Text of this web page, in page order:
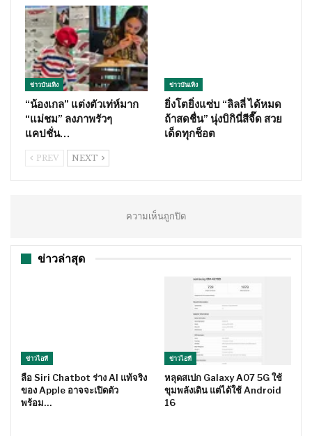
ข่าวบันเทิง
“น้องเกล” แต่งตัวเท่ห์มาก
“แม่ชม” ลงภาพรัวๆ
แคปชั่น…
ข่าวบันเทิง
ยิ่งโตยิ่งแซ่บ “ลิลลี่ ได้หมด
ถ้าสดชื่น” นุ่งบิกินี่สีจี๊ด สวย
เด็ดทุกช็อต
PREV NEXT
ความเห็นถูกปิด
ข่าวล่าสุด
ข่าวไอที
ลือ Siri Chatbot ร่าง AI แท้จริง
ของ Apple อาจจะเปิดตัว
พร้อม…
ข่าวไอที
หลุดสเปก Galaxy A07 5G ใช้
ขุมพลังเดิน แต่ได้ใช้ Android
16